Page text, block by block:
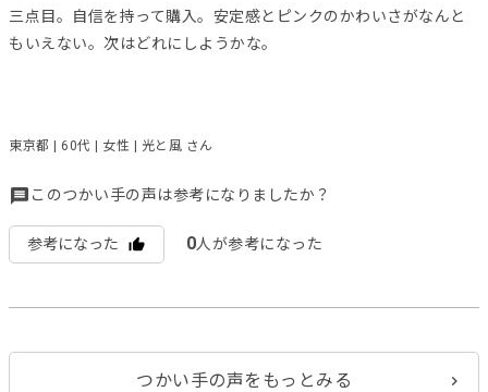
三点目。自信を持って購入。安定感とピンクのかわいさがなんと
もいえない。次はどれにしようかな。
東京都 | 60代 | 女性 | 光と風 さん
このつかい手の声は参考になりましたか？
参考になった 0人が参考になった
つかい手の声をもっとみる